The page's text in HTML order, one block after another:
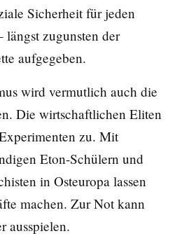
Sicherheit für jeden
längst zugunsten der
aufgegeben.
wird vermutlich auch die
Die wirtschaftlichen Eliten
zu. Mit
Eton-Schülern und
in Osteuropa lassen
machen. Zur Not kann
ausspielen.